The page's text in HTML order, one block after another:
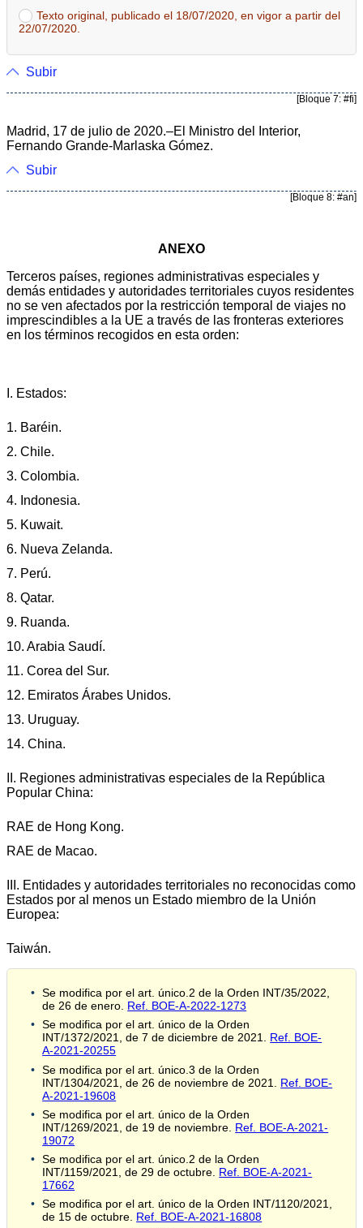
Texto original, publicado el 18/07/2020, en vigor a partir del
22/07/2020.
Subir
[Bloque 7: #fi]
Madrid, 17 de julio de 2020.–El Ministro del Interior,
Fernando Grande-Marlaska Gómez.
Subir
[Bloque 8: #an]
ANEXO
Terceros países, regiones administrativas especiales y
demás entidades y autoridades territoriales cuyos residentes
no se ven afectados por la restricción temporal de viajes no
imprescindibles a la UE a través de las fronteras exteriores
en los términos recogidos en esta orden:
I. Estados:
1. Baréin.
2. Chile.
3. Colombia.
4. Indonesia.
5. Kuwait.
6. Nueva Zelanda.
7. Perú.
8. Qatar.
9. Ruanda.
10. Arabia Saudí.
11. Corea del Sur.
12. Emiratos Árabes Unidos.
13. Uruguay.
14. China.
II. Regiones administrativas especiales de la República
Popular China:
RAE de Hong Kong.
RAE de Macao.
III. Entidades y autoridades territoriales no reconocidas como
Estados por al menos un Estado miembro de la Unión
Europea:
Taiwán.
Se modifica por el art. único.2 de la Orden INT/35/2022,
de 26 de enero. Ref. BOE-A-2022-1273
Se modifica por el art. único de la Orden
INT/1372/2021, de 7 de diciembre de 2021. Ref. BOE-
A-2021-20255
Se modifica por el art. único.3 de la Orden
INT/1304/2021, de 26 de noviembre de 2021. Ref. BOE-
A-2021-19608
Se modifica por el art. único de la Orden
INT/1269/2021, de 19 de noviembre. Ref. BOE-A-2021-
19072
Se modifica por el art. único.2 de la Orden
INT/1159/2021, de 29 de octubre. Ref. BOE-A-2021-
17662
Se modifica por el art. único de la Orden INT/1120/2021,
de 15 de octubre. Ref. BOE-A-2021-16808